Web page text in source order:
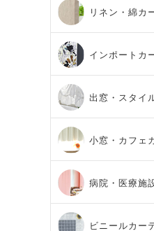
リネン・綿カ
インポートカ
出窓・スタイ
小窓・カフェ
病院・医療施
ビニールカー